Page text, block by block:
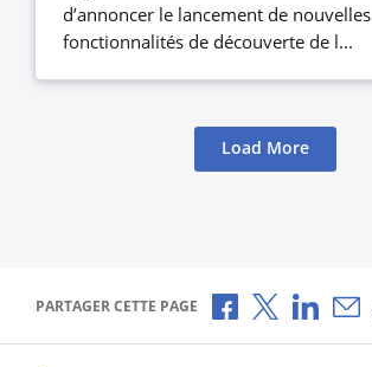
d’annoncer le lancement de nouvelles
fonctionnalités de découverte de l...
Load More
PARTAGER CETTE PAGE Partager via
Partager